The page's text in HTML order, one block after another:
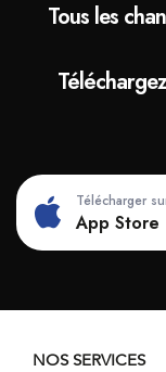
Tous les
Télécharger
App Store
NOS SERVICES